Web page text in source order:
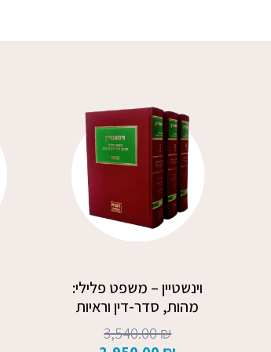
וינשטיין – משפט פלילי:
מהות, סדר-דין וראיות
3,540.00₪
המקורי
היה:
3,540.00 ₪.
הנוכחי
הוא:
2,950.00 ₪.